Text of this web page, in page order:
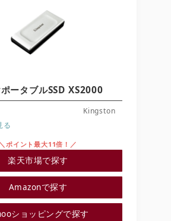
ータブルSSD XS2000
Kingston
る
Amazonで探す
＼ポイント最大11倍！／
楽天市場で探す
ショッピングで探す